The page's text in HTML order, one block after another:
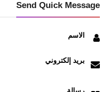
Send Quick Message
الاسم
بريد إلكتروني